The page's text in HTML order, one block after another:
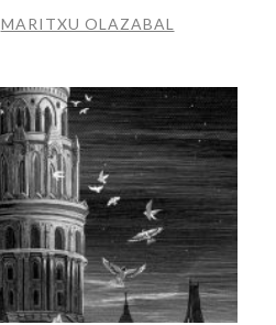
MARITXU OLAZABAL